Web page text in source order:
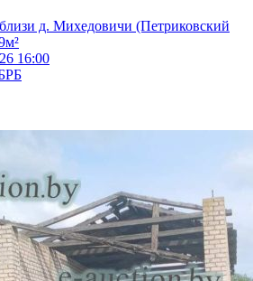
д. Михедовичи (Петриковский
16:00